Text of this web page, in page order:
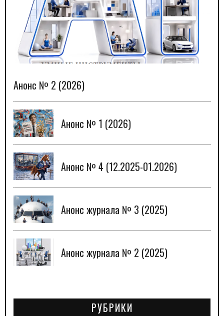
Анонс № 2 (2026)
Анонс № 1 (2026)
Анонс № 4 (12.2025-01.2026)
Анонс журнала № 3 (2025)
Анонс журнала № 2 (2025)
РУБРИКИ